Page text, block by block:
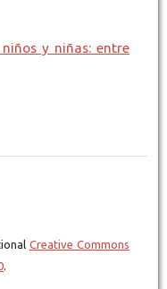
y niñas: entre
Creative Commons
.